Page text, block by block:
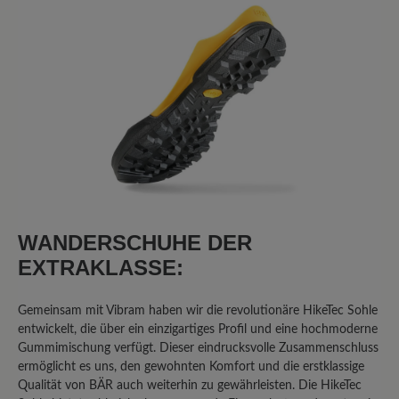
8
Bewertung mit 1 von 5 Sternen
Broken after 2000 kms of light
I walked 2000 kms of few caminos de
Santiago in Spain after having them for 1
month or so. Both shoes broke on the
front, were the shoes flexes at every
step. I can put a finger through.
Otherwise I’ll buy them again.
WANDERSCHUHE DER
EXTRAKLASSE:
Gemeinsam mit Vibram haben wir die revolutionäre HikeTec Sohle
entwickelt, die über ein einzigartiges Profil und eine hochmoderne
Gummimischung verfügt. Dieser eindrucksvolle Zusammenschluss
ermöglicht es uns, den gewohnten Komfort und die erstklassige
Qualität von BÄR auch weiterhin zu gewährleisten. Die HikeTec